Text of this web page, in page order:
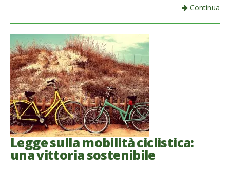
Continua
Legge sulla mobilità ciclistica:
una vittoria sostenibile